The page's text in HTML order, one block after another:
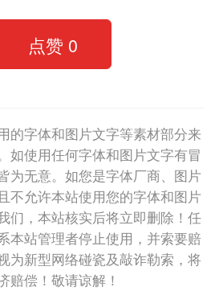
点赞 0
的字体和图片文字等素材部分来
如使用任何字体和图片文字有冒
为无意。如您是字体厂商、图片
不允许本站使用您的字体和图片
们，本站核实后将立即删除！任
本站管理者停止使用，并索要赔
为新型网络碰瓷及敲诈勒索，将
赔偿！敬请谅解！